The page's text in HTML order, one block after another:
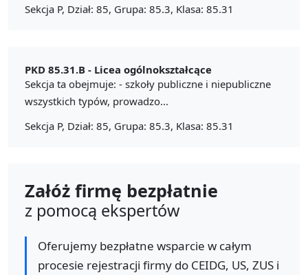
Sekcja P, Dział: 85, Grupa: 85.3, Klasa: 85.31
PKD 85.31.B - Licea ogólnokształcące
Sekcja ta obejmuje: - szkoły publiczne i niepubliczne
wszystkich typów, prowadzo...
Sekcja P, Dział: 85, Grupa: 85.3, Klasa: 85.31
Załóż firmę bezpłatnie
z pomocą ekspertów
Oferujemy bezpłatne wsparcie w całym
procesie rejestracji firmy do CEIDG, US, ZUS i